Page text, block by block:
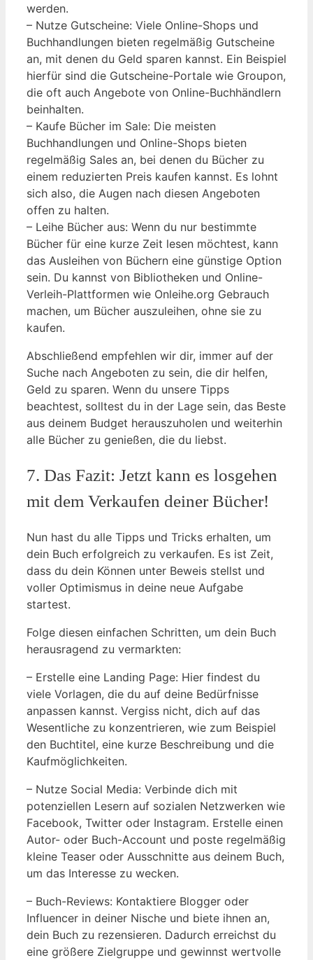
werden.
– Nutze Gutscheine: Viele Online-Shops und
Buchhandlungen bieten regelmäßig Gutscheine
an, mit denen du Geld sparen kannst. Ein Beispiel
hierfür sind die Gutscheine-Portale wie Groupon,
die oft auch Angebote von Online-Buchhändlern
beinhalten.
– Kaufe Bücher im Sale: Die meisten
Buchhandlungen und Online-Shops bieten
regelmäßig Sales an, bei denen du Bücher zu
einem reduzierten Preis kaufen kannst. Es lohnt
sich also, die Augen nach diesen Angeboten
offen zu halten.
– Leihe Bücher aus: Wenn du nur bestimmte
Bücher für eine kurze Zeit lesen möchtest, kann
das Ausleihen von Büchern eine günstige Option
sein. Du kannst von Bibliotheken und Online-
Verleih-Plattformen wie Onleihe.org Gebrauch
machen, um Bücher auszuleihen, ohne sie zu
kaufen.
Abschließend empfehlen wir dir, immer auf der
Suche nach Angeboten zu sein, die dir helfen,
Geld zu sparen. Wenn du unsere Tipps
beachtest, solltest du in der Lage sein, das Beste
aus deinem Budget herauszuholen und weiterhin
alle Bücher zu genießen, die du liebst.
7. Das Fazit: Jetzt kann es losgehen
mit dem Verkaufen deiner Bücher!
Nun hast du alle Tipps und Tricks erhalten, um
dein Buch erfolgreich zu verkaufen. Es ist Zeit,
dass du dein Können unter Beweis stellst und
voller Optimismus in deine neue Aufgabe
startest.
Folge diesen einfachen Schritten, um dein Buch
herausragend zu vermarkten:
– Erstelle eine Landing Page: Hier findest du
viele Vorlagen, die du auf deine Bedürfnisse
anpassen kannst. Vergiss nicht, dich auf das
Wesentliche zu konzentrieren, wie zum Beispiel
den Buchtitel, eine kurze Beschreibung und die
Kaufmöglichkeiten.
– Nutze Social Media: Verbinde dich mit
potenziellen Lesern auf sozialen Netzwerken wie
Facebook, Twitter oder Instagram. Erstelle einen
Autor- oder Buch-Account und poste regelmäßig
kleine Teaser oder Ausschnitte aus deinem Buch,
um das Interesse zu wecken.
– Buch-Reviews: Kontaktiere Blogger oder
Influencer in deiner Nische und biete ihnen an,
dein Buch zu rezensieren. Dadurch erreichst du
eine größere Zielgruppe und gewinnst wertvolle